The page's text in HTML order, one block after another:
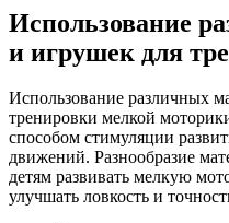
Использование
и игрушек для
Использование различных
тренировки мелкой
способом стимуляции
движений. Разнообразие
детям развивать мелкую
улучшать ловкость и